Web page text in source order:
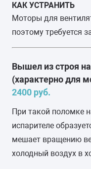
КАК УСТРАНИТЬ
Моторы для
поэтому требуется
Вышел из строя
(характерно для
2400 руб.
При такой поломке
испарителе
мешает вращению
холодный воздух в